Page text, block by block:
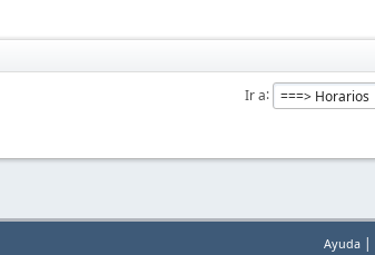
Ir a
Ayuda |